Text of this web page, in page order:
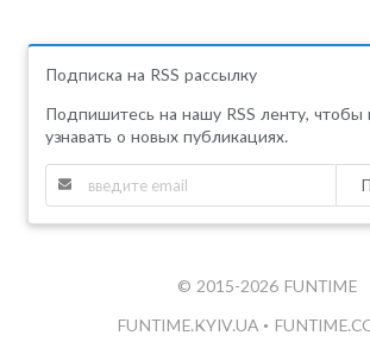
Подписка на RSS рассылку
Подпишитесь на нашу RSS ленту,
узнавать о новых публикациях.
© 2015-2026 FUNTIME
FUNTIME.KYIV.UA •